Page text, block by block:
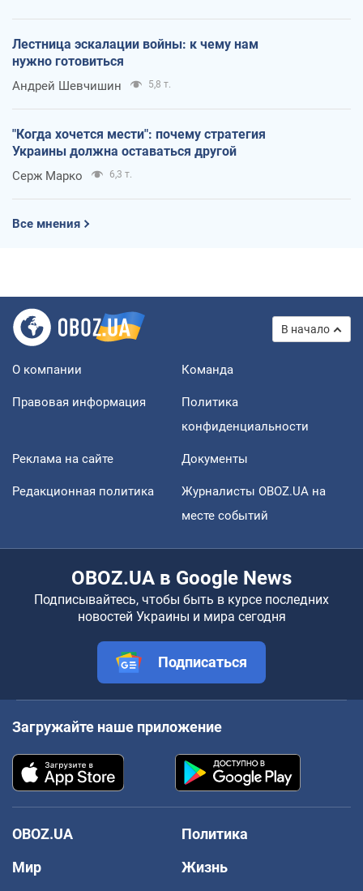
Лестница эскалации войны: к чему нам
нужно готовиться
Андрей Шевчишин 5,8 т.
"Когда хочется мести": почему стратегия
Украины должна оставаться другой
Серж Марко 6,3 т.
Все мнения
В начало
О компании Команда
Правовая информация
Политика
конфиденциальности
Реклама на сайте Документы
Редакционная политика
Журналисты OBOZ.UA на
месте событий
OBOZ.UA в Google News
Подписывайтесь, чтобы быть в курсе последних
новостей Украины и мира сегодня
Подписаться
Загружайте наше приложение
OBOZ.UA
Политика
Мир
Жизнь